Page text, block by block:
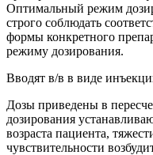
Оптимальный режим
строго соблюдать
формы конкретного
режиму дозирования.
Вводят в/в в виде
Дозы приведены в
дозирования
возраста пациента,
чувствительности